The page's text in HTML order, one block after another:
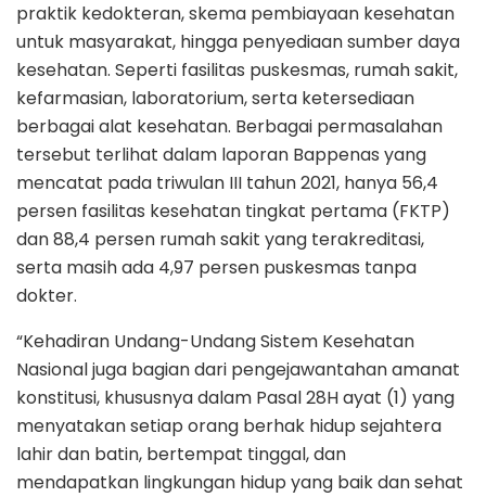
praktik kedokteran, skema pembiayaan kesehatan
untuk masyarakat, hingga penyediaan sumber daya
kesehatan. Seperti fasilitas puskesmas, rumah sakit,
kefarmasian, laboratorium, serta ketersediaan
berbagai alat kesehatan. Berbagai permasalahan
tersebut terlihat dalam laporan Bappenas yang
mencatat pada triwulan III tahun 2021, hanya 56,4
persen fasilitas kesehatan tingkat pertama (FKTP)
dan 88,4 persen rumah sakit yang terakreditasi,
serta masih ada 4,97 persen puskesmas tanpa
dokter.
“Kehadiran Undang-Undang Sistem Kesehatan
Nasional juga bagian dari pengejawantahan amanat
konstitusi, khususnya dalam Pasal 28H ayat (1) yang
menyatakan setiap orang berhak hidup sejahtera
lahir dan batin, bertempat tinggal, dan
mendapatkan lingkungan hidup yang baik dan sehat